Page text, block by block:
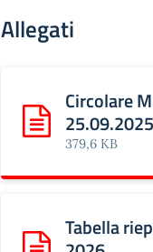
Allegati
Scarica: Circolare
Circolare
25.09.2025
379,6 KB
Tabella